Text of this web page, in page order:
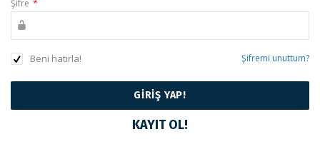
Şifre *
Beni hatırla! Şifremi unuttum?
KAYIT OL!